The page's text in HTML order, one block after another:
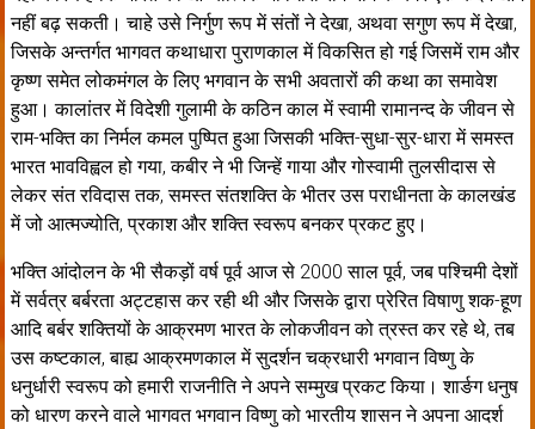
नहीं बढ़ सकती। चाहे उसे निर्गुण रूप में संतों ने देखा, अथवा सगुण रूप में देखा,
जिसके अन्तर्गत भागवत कथाधारा पुराणकाल में विकसित हो गई जिसमें राम और
कृष्ण समेत लोकमंगल के लिए भगवान के सभी अवतारों की कथा का समावेश
हुआ। कालांतर में विदेशी गुलामी के कठिन काल में स्वामी रामानन्द के जीवन से
राम-भक्ति का निर्मल कमल पुष्पित हुआ जिसकी भक्ति-सुधा-सुर-धारा में समस्त
भारत भावविह्वल हो गया, कबीर ने भी जिन्हें गाया और गोस्वामी तुलसीदास से
लेकर संत रविदास तक, समस्त संतशक्ति के भीतर उस पराधीनता के कालखंड
में जो आत्मज्योति, प्रकाश और शक्ति स्वरूप बनकर प्रकट हुए।
भक्ति आंदोलन के भी सैकड़ों वर्ष पूर्व आज से 2000 साल पूर्व, जब पश्चिमी देशों
में सर्वत्र बर्बरता अट्टहास कर रही थी और जिसके द्वारा प्रेरित विषाणु शक-हूण
आदि बर्बर शक्तियों के आक्रमण भारत के लोकजीवन को त्रस्त कर रहे थे, तब
उस कष्टकाल, बाह्य आक्रमणकाल में सुदर्शन चक्रधारी भगवान विष्णु के
धनुर्धारी स्वरूप को हमारी राजनीति ने अपने सम्मुख प्रकट किया। शार्ङग धनुष
को धारण करने वाले भागवत भगवान विष्णु को भारतीय शासन ने अपना आदर्श